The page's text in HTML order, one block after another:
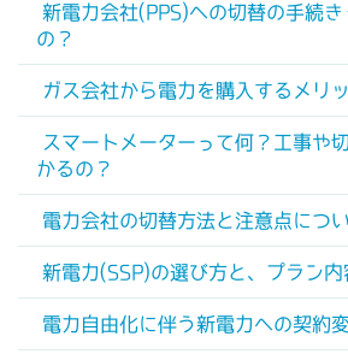
新電力会社(PPS)への切替の手続
の？
ガス会社から電力を購入するメリ
スマートメーターって何？工事や
かるの？
電力会社の切替方法と注意点につ
新電力(SSP)の選び方と、プラン
電力自由化に伴う新電力への契約